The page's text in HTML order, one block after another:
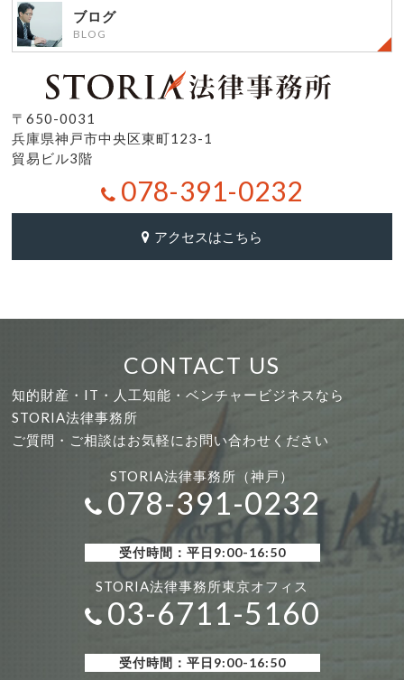
ブログ
BLOG
〒650-0031
兵庫県神戸市中央区東町123-1
貿易ビル3階
078-391-0232
アクセスはこちら
CONTACT US
知的財産・IT・人工知能・ベンチャービジネスなら
STORIA法律事務所
ご質問・ご相談はお気軽にお問い合わせください
STORIA法律事務所（神戸）
078-391-0232
受付時間：平日9:00-16:50
STORIA法律事務所東京オフィス
03-6711-5160
受付時間：平日9:00-16:50